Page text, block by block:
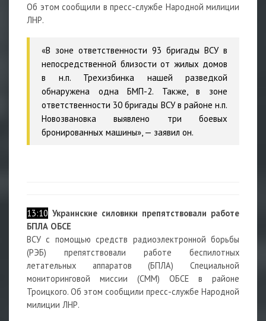
Об этом сообщили в пресс-службе Народной милиции
ЛНР.
«В зоне ответственности 93 бригады ВСУ в
непосредственной близости от жилых домов
в н.п. Трехизбинка нашей разведкой
обнаружена одна БМП-2. Также, в зоне
ответственности 30 бригады ВСУ в районе н.п.
Новозвановка выявлено три боевых
бронированных машины», — заявил он.
13:10 Украинские силовики препятствовали работе
БПЛА ОБСЕ
ВСУ с помощью средств радиоэлектронной борьбы
(РЭБ) препятствовали работе беспилотных
летательных аппаратов (БПЛА) Специальной
мониторинговой миссии (СММ) ОБСЕ в районе
Троицкого. Об этом сообщили пресс-службе Народной
милиции ЛНР.